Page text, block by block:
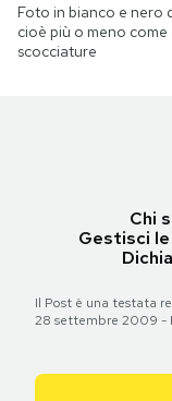
Foto in bianco e nero
cioè più o meno come
scocciature
Chi
Gestisci
Il Post è una testata
28 settembre 2009 -